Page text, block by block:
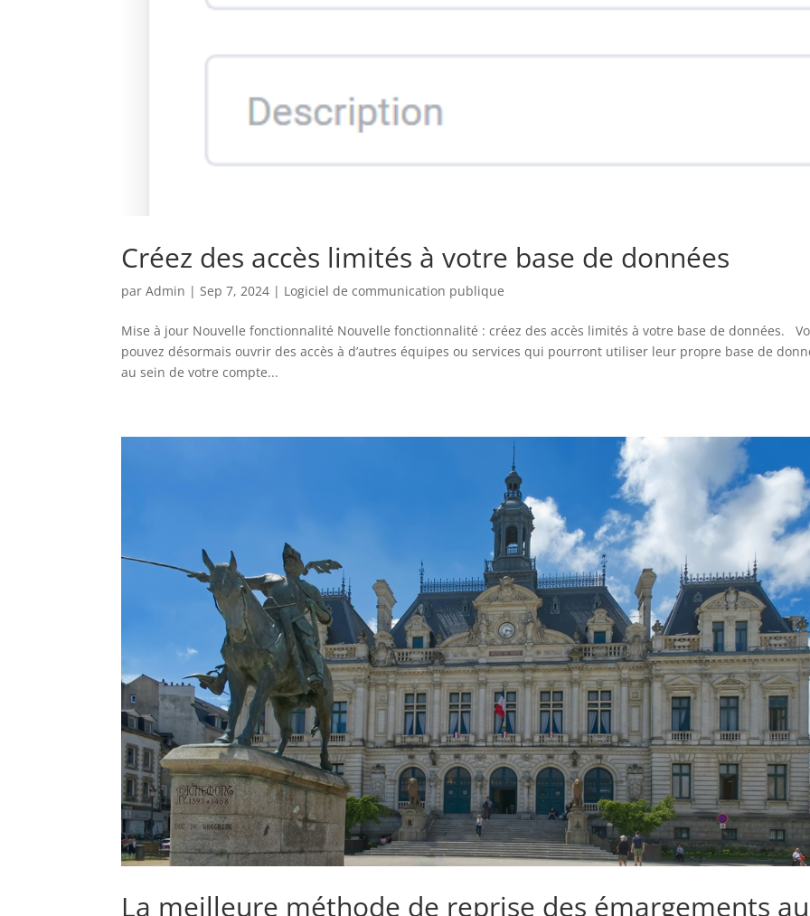
Créez des accès limités à votre base de données
parAdmin | Sep 7, 2024 | Logiciel de communication publique
Mise à jour Nouvelle fonctionnalité Nouvelle fonctionnalité : créez des accès limités à votre base de données.
pouvez désormais ouvrir des accès à d’autres équipes ou services qui pourront utiliser leur propre base de
au sein de votre compte...
La meilleure méthode de reprise des émargements